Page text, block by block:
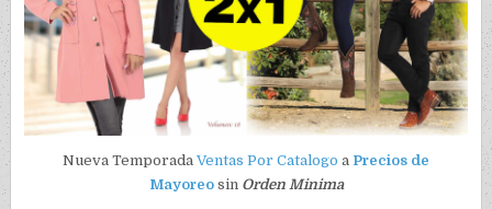
Nueva Temporada Ventas Por Catalogo a Precios de
Mayoreosin Orden Minima